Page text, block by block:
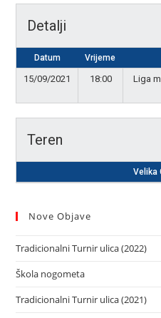
Detalji
Datum Vrijeme
15/09/2021 18:00
Liga
Teren
Velika
Nove Objave
Tradicionalni Turnir ulica (2022)
Škola nogometa
Tradicionalni Turnir ulica (2021)